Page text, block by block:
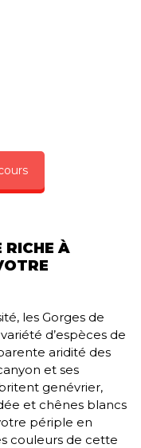
RICHE À
les Gorges de
d’espèces de
aridité des
et ses
genévrier,
et chênes blancs
périple en
couleurs de cette